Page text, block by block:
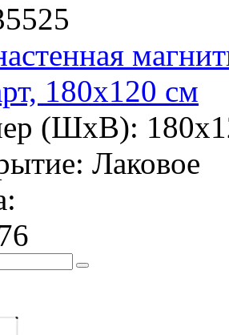
180х120 см
(ШхВ):
Лаковое